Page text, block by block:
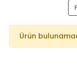
Ürün